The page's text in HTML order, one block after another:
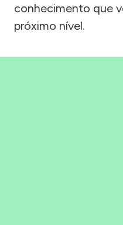
conhecimento que
próximo nível.